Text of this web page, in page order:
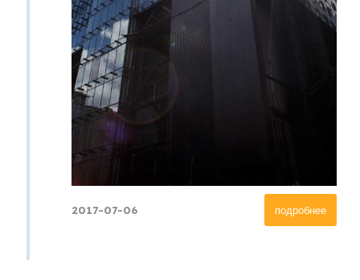
подробнее
2017-07-06